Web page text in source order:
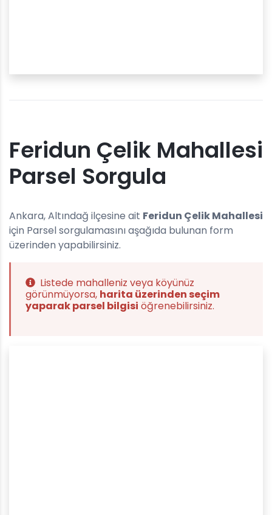
Feridun Çelik Mahallesi
Parsel Sorgula
Ankara, Altındağ ilçesine ait Feridun Çelik Mahallesi
için Parsel sorgulamasını aşağıda bulunan form
üzerinden yapabilirsiniz.
Listede mahalleniz veya köyünüz
görünmüyorsa, harita üzerinden seçim
yaparak parsel bilgisi öğrenebilirsiniz.